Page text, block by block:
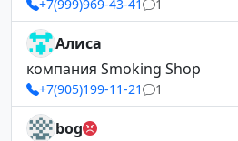
+7(999)969-43-41 1
Алиса
компания Smoking Shop
+7(905)199-11-21 1
bog